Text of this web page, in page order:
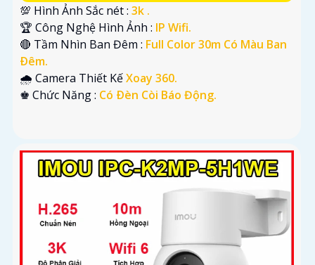
💯 Hình Ảnh Sắc nét : 3k .
🏆 Công Nghệ Hình Ảnh : IP Wifi.
🔴 Tầm Nhìn Ban Đêm : Full Color 30m Có Màu Ban
Ðêm.
🌧️ Camera Thiết KếXoay 360.
️♚ Chức Năng : Có Ðèn Còi Báo Động.